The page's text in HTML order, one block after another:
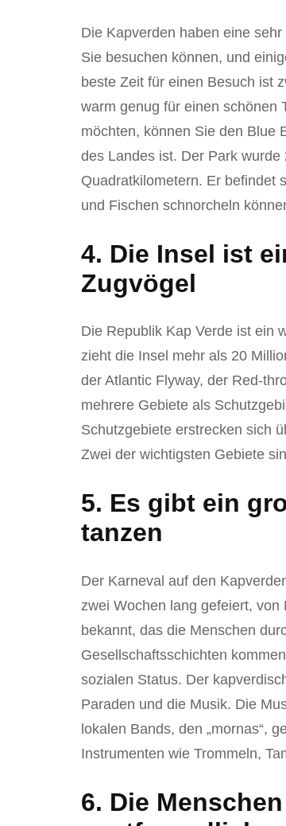
Die Kapverden haben eine
Sie besuchen können, und
beste Zeit für einen Besuch ist
warm genug für einen schönen
möchten, können Sie den Blue
des Landes ist. Der Park
Quadratkilometern. Er befindet
und Fischen schnorcheln
4. Die Insel ist
Zugvögel
Die Republik Kap Verde ist ein
zieht die Insel mehr als 20
der Atlantic Flyway, der Red-
mehrere Gebiete als
Schutzgebiete erstrecken sich
Zwei der wichtigsten Gebiete
5. Es gibt ein
tanzen
Der Karneval auf den
zwei Wochen lang gefeiert,
bekannt, das die Menschen
Gesellschaftsschichten
sozialen Status. Der
Paraden und die Musik. Die
lokalen Bands, den „mornas“,
Instrumenten wie Trommeln,
6. Die